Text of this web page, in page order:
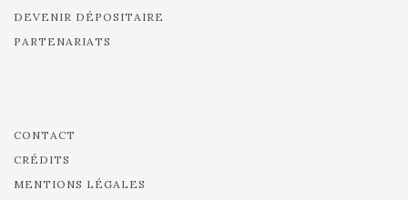
DEVENIR DÉPOSITAIRE
PARTENARIATS
CONTACT
CRÉDITS
MENTIONS LÉGALES